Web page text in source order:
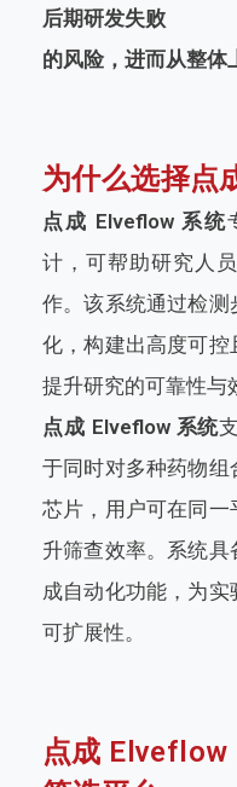
后期研发失败
的风险，进而从整体
为什么选择点
点成 Elveflow 系统
计，可帮助研究人
作。该系统通过检测
化，构建出高度可
提升研究的可靠性与
点成 Elveflow 系统
于同时对多种药物
芯片，用户可在同
升筛查效率。系统
成自动化功能，为
可扩展性。
点成 Elveflow